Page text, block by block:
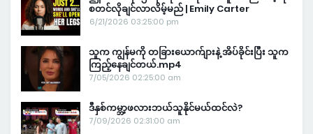
စတင်လိုချင်လာလိမ့်မည် | Emily Carter
6/21/2026 03:25:00 pm
သူက ကျွန်မကို တခြားယောက်ျားနဲ့ အိပ်ခိုင်းပြီး သူက
ကြည့်နေချင်တယ်.mp4
7/05/2026 02:25:00 am
ဒီနှစ်ကမ္ဘာ့ဖလားဘယ်သူနိုင်မယ်ထင်လဲ?
7/09/2026 02:31:00 am